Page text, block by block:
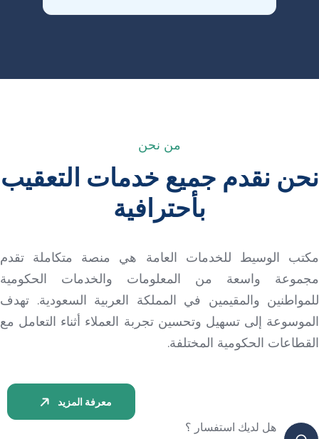
من نحن
نحن نقدم جميع خدمات التعقيب
بأحترافية
مكتب الوسيط للخدمات العامة هي منصة متكاملة تقدم
مجموعة واسعة من المعلومات والخدمات الحكومية
للمواطنين والمقيمين في المملكة العربية السعودية. تهدف
الموسوعة إلى تسهيل وتحسين تجربة العملاء أثناء التعامل مع
القطاعات الحكومية المختلفة.
معرفة المزيد
هل لديك استفسار ؟